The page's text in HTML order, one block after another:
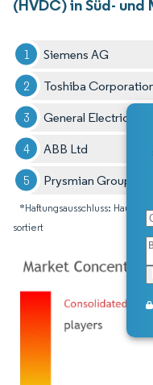
(HVDC) in Süd-
Siemens AG
Toshiba
General Electric
ABB Ltd
Prysmian Group
*Haftungsausschluss:
sortiert